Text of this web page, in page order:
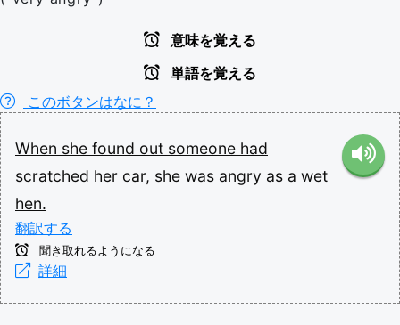
意味を覚える
単語を覚える
このボタンはなに？
When she found out someone had
scratched her car, she was angry as a wet
hen.
翻訳する
聞き取れるようになる
詳細